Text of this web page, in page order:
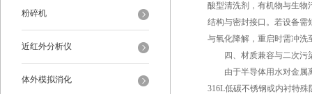
粉碎机
近红外分析仪
体外模拟消化
酸型清洗剂，有机物与生物
结构与密封接口。若设备需
与氧化降解，重启时需冲洗
四、材质兼容与二次污
由于半导体用水对金属离
316L低碳不锈钢或内衬特